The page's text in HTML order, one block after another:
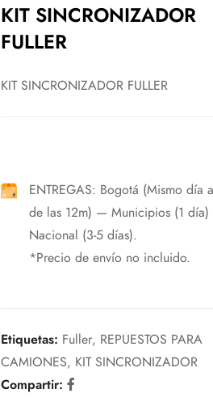
KIT SINCRONIZADOR
FULLER
KIT SINCRONIZADOR FULLER
ENTREGAS: Bogotá (Mismo día
de las 12m) — Municipios (1
Nacional (3-5 días).
*Precio de envío no incluido.
Etiquetas: Fuller, REPUESTOS PARA
CAMIONES, KIT SINCRONIZADOR
Compartir: